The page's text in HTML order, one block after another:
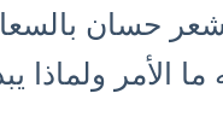
حسان
الأمر ولماذا